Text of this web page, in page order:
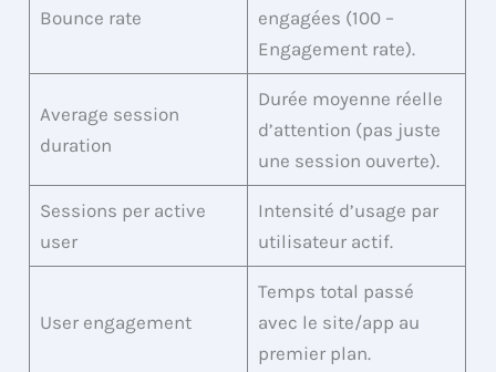
Bounce rate
engagées (100 –
Engagement rate).
Average session
duration
Durée moyenne réelle
d’attention (pas juste
une session ouverte).
Sessions per active
user
Intensité d’usage par
utilisateur actif.
User engagement
Temps total passé
avec le site/app au
premier plan.